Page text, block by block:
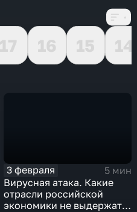
17 16 15
14
3 февраля
5 мин
Вирусная атака. Какие
отрасли российской
экономики не выдержат